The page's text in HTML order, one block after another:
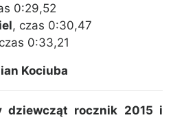
0:29,52
, czas 0:30,47
0:33,21
Kociuba
dziewcząt rocznik 2015 i